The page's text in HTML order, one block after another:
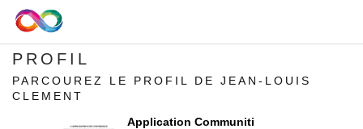
PROFIL
PARCOUREZ LE PROFIL DE JEAN-LOUIS
CLEMENT
Application Communiti